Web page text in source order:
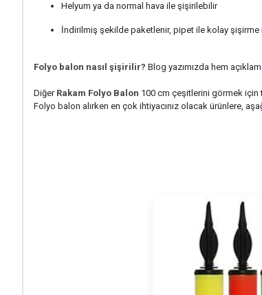
Helyum ya da normal hava ile şişirilebilir
İndirilmiş şekilde paketlenir, pipet ile kolay şişirme
Folyo balon nasıl şişirilir? Blog yazımızda hem
Diğer Rakam Folyo Balon 100 cm çeşitlerini görmek için
Folyo balon alırken en çok ihtiyacınız olacak ürünlere,